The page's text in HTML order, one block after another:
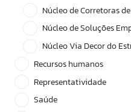
Núcleo de Corretoras
Núcleo de Soluções
Núcleo Via Decor do
Recursos humanos
Representatividade
Saúde